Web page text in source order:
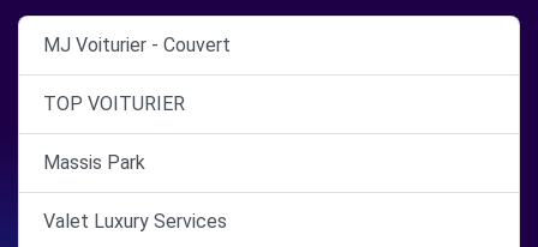
MJ Voiturier - Couvert
TOP VOITURIER
Massis Park
Valet Luxury Services